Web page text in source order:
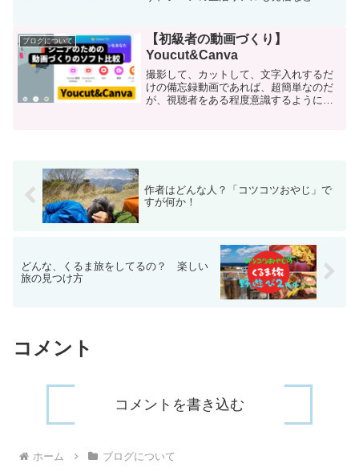
ブログについて
【初級者の動画づくり】
Youcut&Canva
撮影して、カットして、文字入れするだ
けの備忘録動画であれば、超簡単なのだ
が、視聴者をある程度意識するようにな
作者はどんな人？「コツコツおやじ」で
すが何か！
どんな、くるま旅をしてるの？ 楽しい
旅の見つけ方
コメント
コメントを書き込む
ホーム ブログについて